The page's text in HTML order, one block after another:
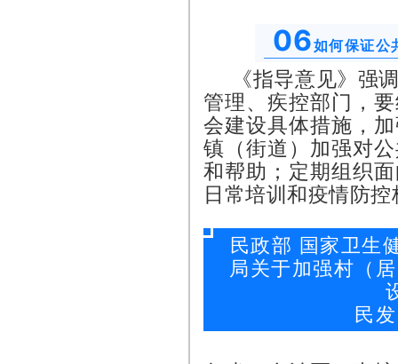
06如何保证公
《指导意见》强
管理、疾控部门，
会建设具体措施，
镇（街道）加强对
和帮助；定期组织
日常培训和疫情防
民政部 国家卫生
局关于加强村（
民